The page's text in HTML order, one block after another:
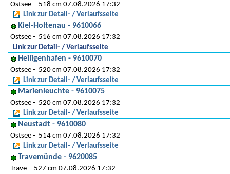
Ostsee
518 cm 07.08.2026 17:32
Link zur Detail- / Verlaufsseite
Kiel-Holtenau - 9610066
Ostsee
516 cm 07.08.2026 17:32
Link zur Detail- / Verlaufsseite
Heiligenhafen - 9610070
Ostsee
520 cm 07.08.2026 17:32
Link zur Detail- / Verlaufsseite
Marienleuchte - 9610075
Ostsee
520 cm 07.08.2026 17:32
Link zur Detail- / Verlaufsseite
Neustadt - 9610080
Ostsee
514 cm 07.08.2026 17:32
Link zur Detail- / Verlaufsseite
Travemünde - 9620085
Trave 527 cm 07.08.2026 17:32